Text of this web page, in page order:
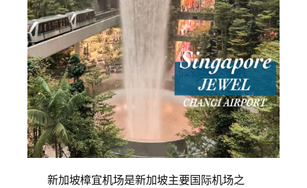
新加坡樟宜机场是新加坡主要国际机场之